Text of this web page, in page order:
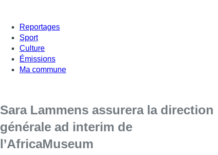
Reportages
Sport
Culture
Émissions
Ma commune
Sara Lammens assurera la direction
générale ad interim de
l’AfricaMuseum